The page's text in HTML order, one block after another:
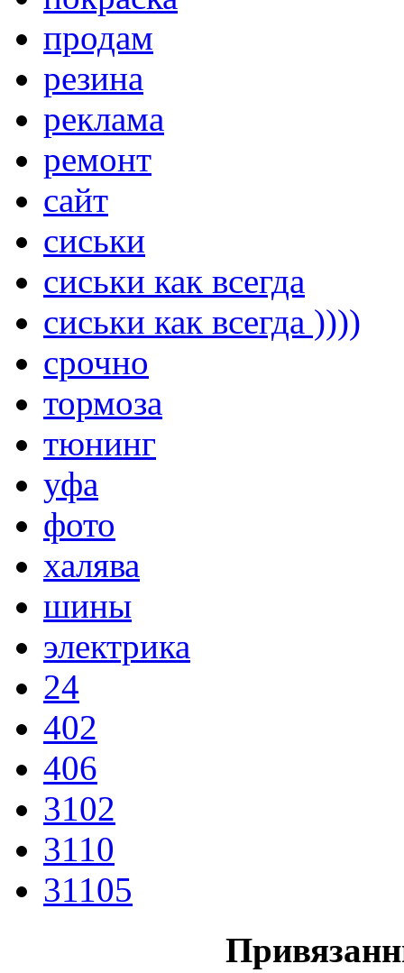
продам
резина
реклама
ремонт
сайт
сиськи
сиськи как всегда
сиськи как всегда ))))
срочно
тормоза
тюнинг
уфа
фото
халява
шины
электрика
24
402
406
3102
3110
31105